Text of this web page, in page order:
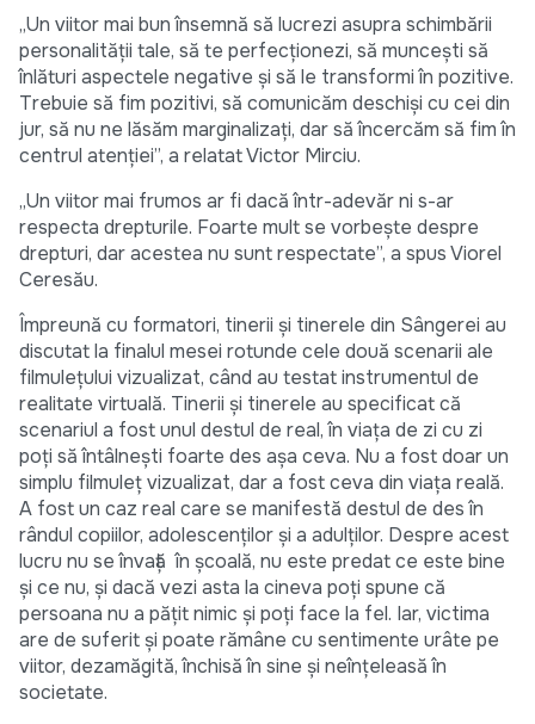
„Un viitor mai bun însemnă să lucrezi asupra schimbării
personalității tale, să te perfecționezi, să muncești să
înlături aspectele negative și să le transformi în pozitive.
Trebuie să fim pozitivi, să comunicăm deschiși cu cei din
jur, să nu ne lăsăm marginalizați, dar să încercăm să fim în
centrul atenției”, a relatat Victor Mirciu.
„Un viitor mai frumos ar fi dacă într-adevăr ni s-ar
respecta drepturile. Foarte mult se vorbește despre
drepturi, dar acestea nu sunt respectate”, a spus Viorel
Ceresău.
Împreună cu formatori, tinerii și tinerele din Sângerei au
discutat la finalul mesei rotunde cele două scenarii ale
filmulețului vizualizat, când au testat instrumentul de
realitate virtuală. Tinerii și tinerele au specificat că
scenariul a fost unul destul de real, în viața de zi cu zi
poți să întâlnești foarte des așa ceva. Nu a fost doar un
simplu filmuleț vizualizat, dar a fost ceva din viața reală.
A fost un caz real care se manifestă destul de des în
rândul copiilor, adolescenților și a adulților. Despre acest
lucru nu se învață în școală, nu este predat ce este bine
și ce nu, și dacă vezi asta la cineva poți spune că
persoana nu a pățit nimic și poți face la fel. Iar, victima
are de suferit și poate rămâne cu sentimente urâte pe
viitor, dezamăgită, închisă în sine și neînțeleasă în
societate.